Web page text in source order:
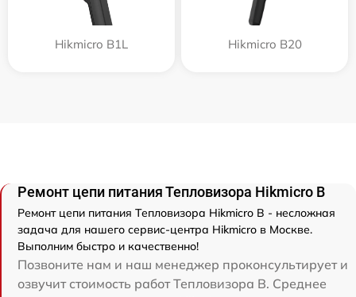
Hikmicro B1L Hikmicro B20
Ремонт цепи питания Тепловизора Hikmicro B
Ремонт цепи питания Тепловизора Hikmicro B - несложная
задача для нашего сервис-центра Hikmicro в Москве.
Выполним быстро и качественно!
Позвоните нам и наш менеджер проконсультирует и
озвучит стоимость работ Тепловизора B. Среднее